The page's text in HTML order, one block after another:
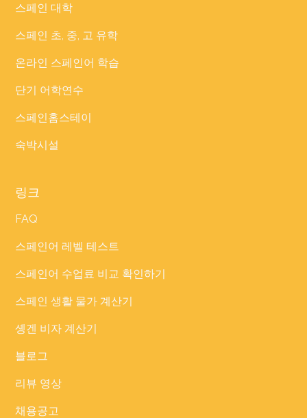
스페인 대학
스페인 초, 중, 고 유학
온라인 스페인어 학습
단기 어학연수
스페인홈스테이
숙박시설
링크
FAQ
스페인어 레벨 테스트
스페인어 수업료 비교 확인하기
스페인 생활 물가 계산기
솅겐 비자 계산기
블로그
리뷰 영상
채용공고